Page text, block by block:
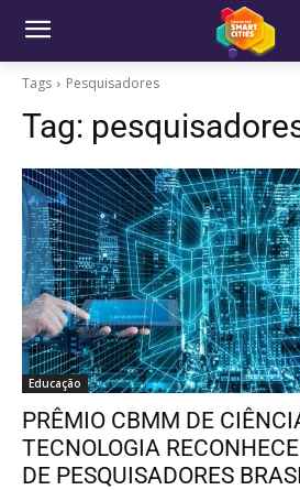
Tags Pesquisadores
Tag:
Educação
PRÊMIO CBMM DE
TECNOLOGIA
DE PESQUISADORES